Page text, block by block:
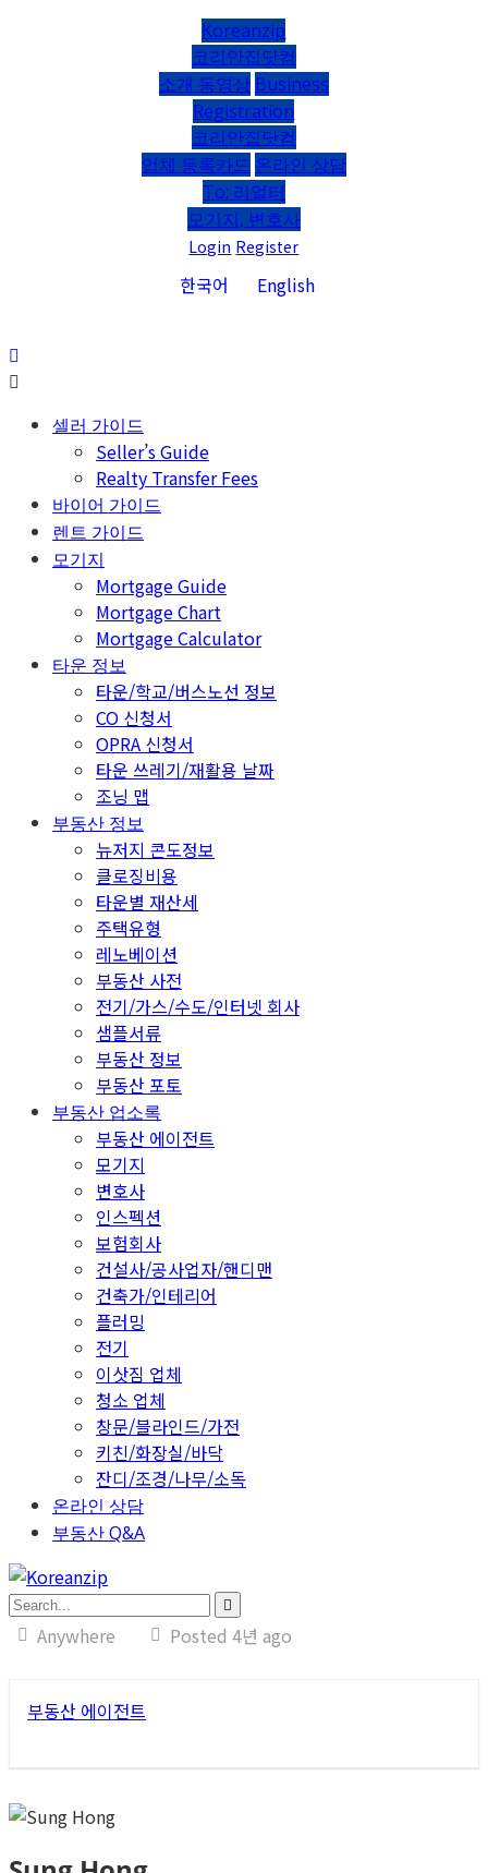
Koreanzip
코리안집닷컴
소개 동영상 Business
Registration
코리안집닷컴
업체 등록카드 온라인 상담
To: 리얼터
모기지, 변호사
Login Register
한국어 English
셀러 가이드
Seller’s Guide
Realty Transfer Fees
바이어 가이드
렌트 가이드
모기지
Mortgage Guide
Mortgage Chart
Mortgage Calculator
타운 정보
타운/학교/버스노선 정보
CO 신청서
OPRA 신청서
타운 쓰레기/재활용 날짜
조닝 맵
부동산 정보
뉴저지 콘도정보
클로징비용
타운별 재산세
주택유형
레노베이션
부동산 사전
전기/가스/수도/인터넷 회사
샘플서류
부동산 정보
부동산 포토
부동산 업소록
부동산 에이전트
모기지
변호사
인스펙션
보험회사
건설사/공사업자/핸디맨
건축가/인테리어
플러밍
전기
이삿짐 업체
청소 업체
창문/블라인드/가전
키친/화장실/바닥
잔디/조경/나무/소독
온라인 상담
부동산 Q&A
Anywhere Posted 4년 ago
부동산 에이전트